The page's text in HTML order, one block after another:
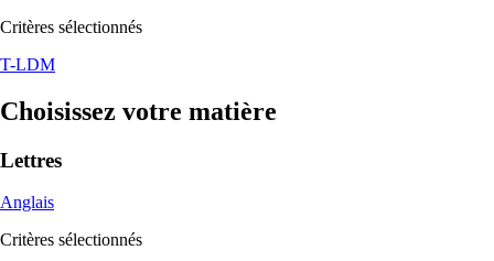
Critères sélectionnés
T-LDM
Choisissez votre matière
Lettres
Anglais
Critères sélectionnés